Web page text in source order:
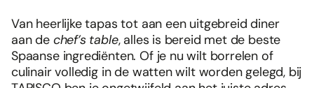
Van heerlijke tapas tot aan een uitgebreid diner
aan de chef’s table, alles is bereid met de beste
Spaanse ingrediënten. Of je nu wilt borrelen of
culinair volledig in de watten wilt worden gelegd, bij